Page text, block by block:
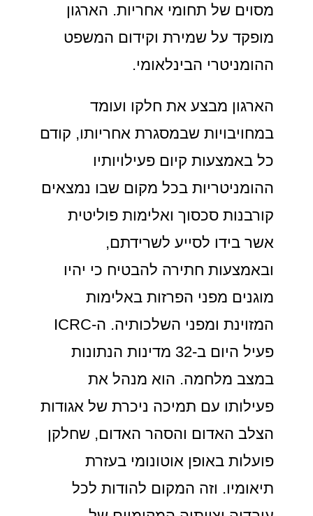
מסוים של תחומי אחריות. הארגון
מופקד על שמירת וקידום המשפט
ההומניטרי הבינלאומי.
הארגון מבצע את חלקו ועומד
במחויבויות שבמסגרת אחריותו, קודם
כל באמצעות קיום פעילויותיו
ההומניטריות בכל מקום שבו נמצאים
קורבנות סכסוך ואלימות פוליטית
אשר בידו לסייע לשרידתם,
ובאמצעות חתירה להבטיח כי יהיו
מוגנים מפני הפרזות באלימות
המזוינת ומפני השלכותיה. ה-ICRC
פעיל היום ב-32 מדינות הנתונות
במצב מלחמה. הוא מנהל את
פעילותו עם תמיכה ניכרת של אגודות
הצלב האדום והסהר האדום, שחלקן
פועלות באופן אוטונומי בעזרת
תיאומיו. וזה המקום להודות לכל